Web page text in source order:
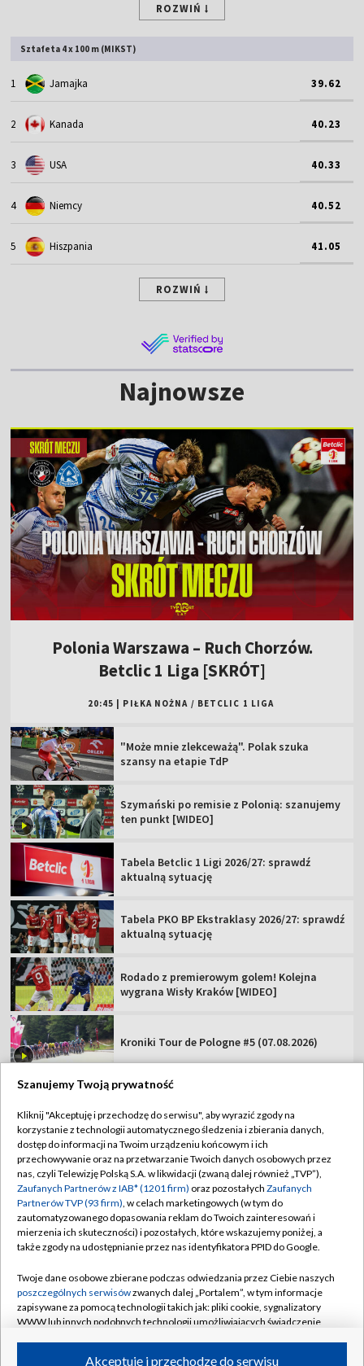
ROZWIŃ
Sztafeta 4 x 100 m (MIKST)
1 Jamajka 39.62
2 Kanada 40.23
3 USA 40.33
4 Niemcy 40.52
5 Hiszpania 41.05
ROZWIŃ
Najnowsze
Polonia Warszawa – Ruch Chorzów.
Betclic 1 Liga [SKRÓT]
20:45 PIŁKA NOŻNA / BETCLIC 1 LIGA
"Może mnie zlekceważą". Polak szuka
szansy na etapie TdP
Szymański po remisie z Polonią: szanujemy
ten punkt [WIDEO]
Tabela Betclic 1 Ligi 2026/27: sprawdź
aktualną sytuację
Tabela PKO BP Ekstraklasy 2026/27: sprawdź
aktualną sytuację
Rodado z premierowym golem! Kolejna
wygrana Wisły Kraków [WIDEO]
Kroniki Tour de Pologne #5 (07.08.2026)
TVP
Abonament TVP
Sklep TVP
Biuro Reklamy
Oferta Handlowa
Emisja w TVP
Rada Programowa
Ogłoszenia przetargowe
Regulamin TVP
Polityka prywatności
Moje zgody
Biuro reklamy
Kanały
©2026 Telewizja Polska Spółka Akcyjna w likwidacji
Szanujemy Twoją prywatność
Kliknij "Akceptuję i przechodzę do serwisu", aby wyrazić zgody na
korzystanie z technologii automatycznego śledzenia i zbierania danych,
dostęp do informacji na Twoim urządzeniu końcowym i ich
przechowywanie oraz na przetwarzanie Twoich danych osobowych przez
nas, czyli Telewizję Polską S.A. w likwidacji (zwaną dalej również „TVP”),
Zaufanych Partnerów z IAB* (1201 firm) oraz pozostałych Zaufanych
Partnerów TVP (93 firm), w celach marketingowych (w tym do
zautomatyzowanego dopasowania reklam do Twoich zainteresowań i
mierzenia ich skuteczności) i pozostałych, które wskazujemy poniżej, a
także zgody na udostępnianie przez nas identyfikatora PPID do Google.
Twoje dane osobowe zbierane podczas odwiedzania przez Ciebie naszych
poszczególnych serwisówzwanych dalej „Portalem”, w tym informacje
zapisywane za pomocą technologii takich jak: pliki cookie, sygnalizatory
WWW lub innych podobnych technologii umożliwiających świadczenie
Akceptuję i przechodzę do serwisu